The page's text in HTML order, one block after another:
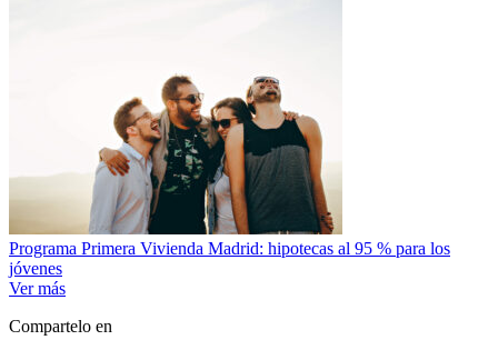
Programa Primera Vivienda Madrid: hipotecas al 95 % para los
jóvenes
Ver más
Compartelo en